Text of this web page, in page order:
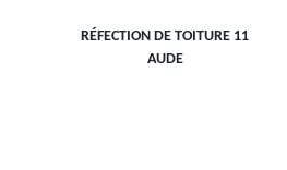
RÉFECTION DE TOITURE 11
AUDE